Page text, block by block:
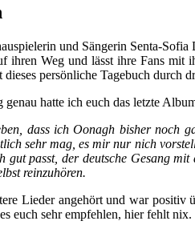
und Sängerin Senta-
ihren Weg und lässt ihre Fans
dieses persönliche Tagebuch durch
genau hatte ich euch das letzte
dass ich Oonagh bisher noch
sehr mag, es mir nur nich
gut passt, der deutsche Gesang
reinzuhören.
Lieder angehört und war positiv
euch sehr empfehlen, hier fehlt